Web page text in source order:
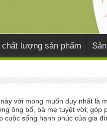
lượng sản phẩm
với mong muốn duy nhất là
ông bố, bà mẹ tuyệt vời; góp
sống hạnh phúc của gia